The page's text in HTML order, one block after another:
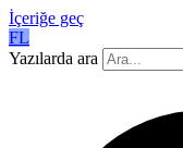
İçeriğe geç
FL
Yazılarda ara